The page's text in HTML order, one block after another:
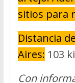
sitios para
Distancia
Aires: 103
Con